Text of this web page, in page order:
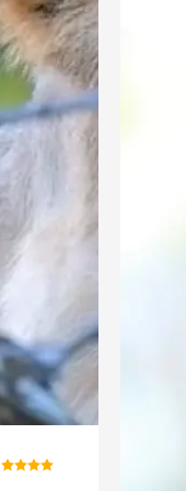
Hodnocení: